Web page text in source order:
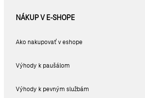
NÁKUP V E-SHOPE
Ako nakupovať v eshope
Výhody k paušálom
Výhody k pevným službám